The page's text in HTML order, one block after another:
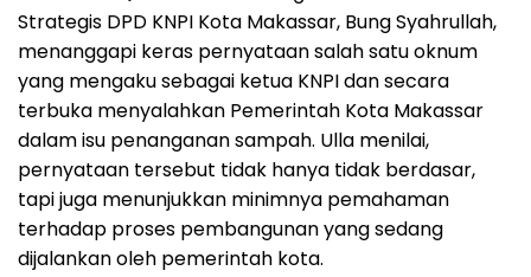
e
b
o
o
k
t
s
A
p
p
e
g
r
a
m
e
a
d
s
r
e
Strategis DPD KNPI Kota Makassar, Bung Syahrullah,
menanggapi keras pernyataan salah satu oknum
yang mengaku sebagai ketua KNPI dan secara
terbuka menyalahkan Pemerintah Kota Makassar
dalam isu penanganan sampah. Ulla menilai,
pernyataan tersebut tidak hanya tidak berdasar,
tapi juga menunjukkan minimnya pemahaman
terhadap proses pembangunan yang sedang
dijalankan oleh pemerintah kota.